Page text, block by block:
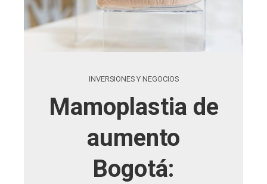
INVERSIONES Y NEGOCIOS
Mamoplastia de
aumento
Bogotá: